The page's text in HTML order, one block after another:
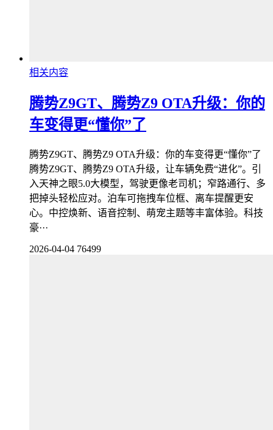
相关内容
腾势Z9GT、腾势Z9 OTA升级：你的
车变得更“懂你”了
腾势Z9GT、腾势Z9 OTA升级：你的车变得更“懂你”了
腾势Z9GT、腾势Z9 OTA升级，让车辆免费“进化”。引
入天神之眼5.0大模型，驾驶更像老司机；窄路通行、多
把掉头轻松应对。泊车可拖拽车位框、离车提醒更安
心。中控焕新、语音控制、萌宠主题等丰富体验。科技
豪···
2026-04-04 76499